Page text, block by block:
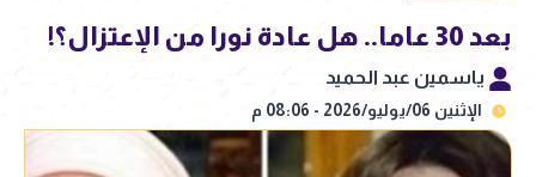
بعد 30 عاما.. هل عادة نورا من الإعتزال؟!
ياسمين عبد الحميد
الإثنين 06/يوليو/2026 - 08:06 م